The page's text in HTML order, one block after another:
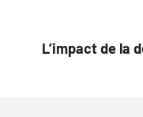
L’impact de la